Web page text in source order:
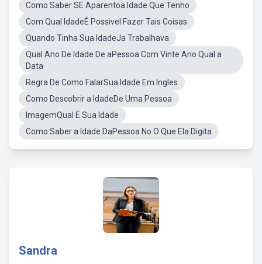
Como Saber SE Aparentoa Idade Que Tenho
Com Qual IdadeÉ Possivel Fazer Tais Coisas
Quando Tinha Sua IdadeJa Trabalhava
Qual Ano De Idade De aPessoa Com Vinte Ano Qual a
Data
Regra De Como FalarSua Idade Em Ingles
Como Descobrir a IdadeDe Uma Pessoa
ImagemQual E Sua Idade
Como Saber a Idade DaPessoa No O Que Ela Digita
Sandra